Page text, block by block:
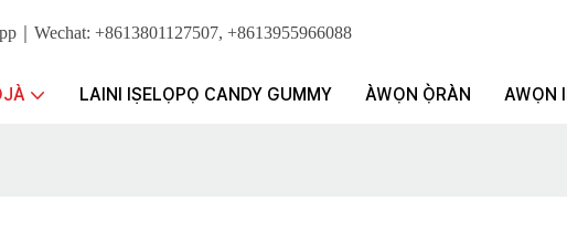
｜Wechat: +8613801127507, +8613955966088
LAINI IṢELỌPỌ CANDY GUMMY ÀWỌN Ọ̀RÀN AWỌN